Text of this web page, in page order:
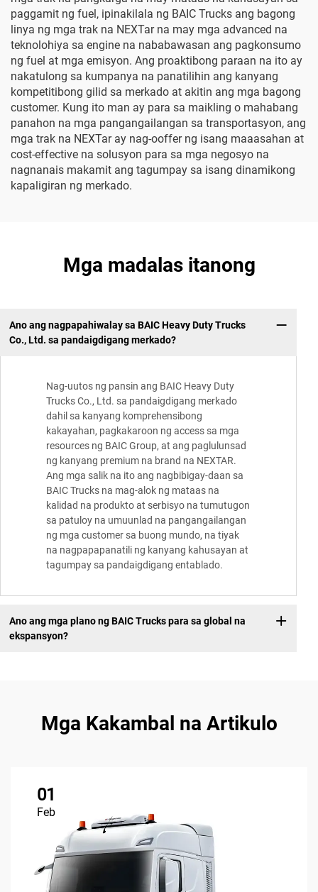
paggamit ng fuel, ipinakilala ng BAIC Trucks ang bagong
linya ng mga trak na NEXTar na may mga advanced na
teknolohiya sa engine na nababawasan ang pagkonsumo
ng fuel at mga emisyon. Ang proaktibong paraan na ito ay
nakatulong sa kumpanya na panatilihin ang kanyang
kompetitibong gilid sa merkado at akitin ang mga bagong
customer. Kung ito man ay para sa maikling o mahabang
panahon na mga pangangailangan sa transportasyon, ang
mga trak na NEXTar ay nag-ooffer ng isang maaasahan at
cost-effective na solusyon para sa mga negosyo na
nagnanais makamit ang tagumpay sa isang dinamikong
kapaligiran ng merkado.
Mga madalas itanong
Ano ang nagpapahiwalay sa BAIC Heavy Duty Trucks
Co., Ltd. sa pandaigdigang merkado?
Nag-uutos ng pansin ang BAIC Heavy Duty
Trucks Co., Ltd. sa pandaigdigang merkado
dahil sa kanyang komprehensibong
kakayahan, pagkakaroon ng access sa mga
resources ng BAIC Group, at ang paglulunsad
ng kanyang premium na brand na NEXTAR.
Ang mga salik na ito ang nagbibigay-daan sa
BAIC Trucks na mag-alok ng mataas na
kalidad na produkto at serbisyo na tumutugon
sa patuloy na umuunlad na pangangailangan
ng mga customer sa buong mundo, na tiyak
na nagpapapanatili ng kanyang kahusayan at
tagumpay sa pandaigdigang entablado.
Ano ang mga plano ng BAIC Trucks para sa global na
ekspansyon?
Mga Kakambal na Artikulo
01
Feb